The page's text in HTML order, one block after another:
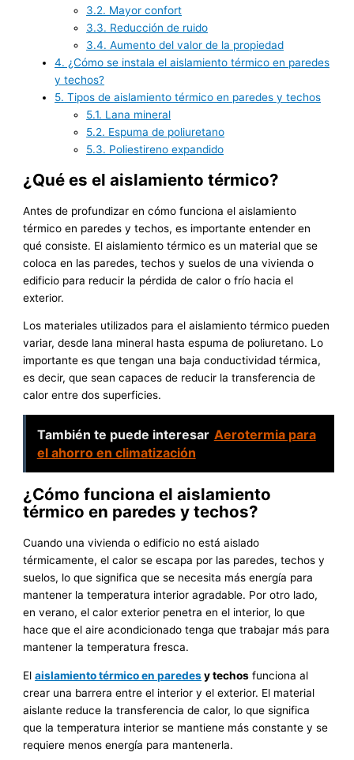
3.2. Mayor confort
3.3. Reducción de ruido
3.4. Aumento del valor de la propiedad
4. ¿Cómo se instala el aislamiento térmico en paredes
y techos?
5. Tipos de aislamiento térmico en paredes y techos
5.1. Lana mineral
5.2. Espuma de poliuretano
5.3. Poliestireno expandido
¿Qué es el aislamiento térmico?
Antes de profundizar en cómo funciona el aislamiento
térmico en paredes y techos, es importante entender en
qué consiste. El aislamiento térmico es un material que se
coloca en las paredes, techos y suelos de una vivienda o
edificio para reducir la pérdida de calor o frío hacia el
exterior.
Los materiales utilizados para el aislamiento térmico pueden
variar, desde lana mineral hasta espuma de poliuretano. Lo
importante es que tengan una baja conductividad térmica,
es decir, que sean capaces de reducir la transferencia de
calor entre dos superficies.
También te puede interesar Aerotermia para
el ahorro en climatización
¿Cómo funciona el aislamiento
térmico en paredes y techos?
Cuando una vivienda o edificio no está aislado
térmicamente, el calor se escapa por las paredes, techos y
suelos, lo que significa que se necesita más energía para
mantener la temperatura interior agradable. Por otro lado,
en verano, el calor exterior penetra en el interior, lo que
hace que el aire acondicionado tenga que trabajar más para
mantener la temperatura fresca.
Elaislamiento térmico en paredesy techos funciona al
crear una barrera entre el interior y el exterior. El material
aislante reduce la transferencia de calor, lo que significa
que la temperatura interior se mantiene más constante y se
requiere menos energía para mantenerla.